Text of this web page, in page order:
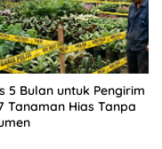
5 Bulan untuk Pengirim
Tanaman Hias Tanpa